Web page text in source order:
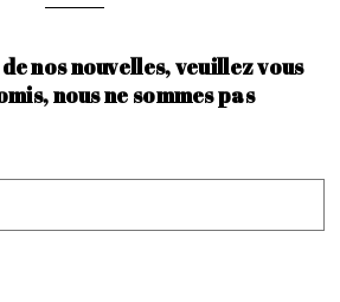
nos nouvelles, veuillez vous
nous ne sommes pas